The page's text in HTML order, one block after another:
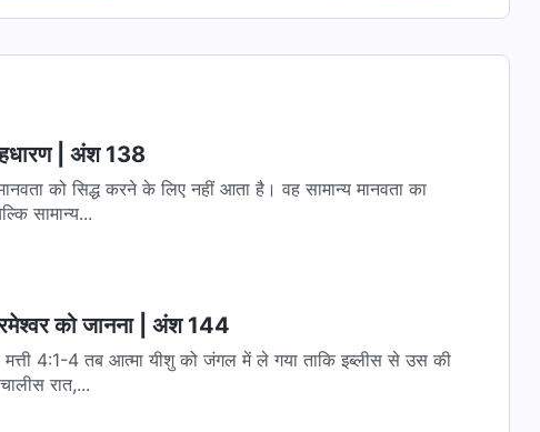
| अंश 138
को सिद्ध करने के लिए नहीं आता है। वह सामान्य मानवता का
सामान्य...
को जानना | अंश 144
रात,...